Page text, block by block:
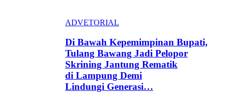
ADVETORIAL
Di Bawah Kepemimpinan Bupati,
Tulang Bawang Jadi Pelopor
Skrining Jantung Rematik
di Lampung Demi
Lindungi Generasi…